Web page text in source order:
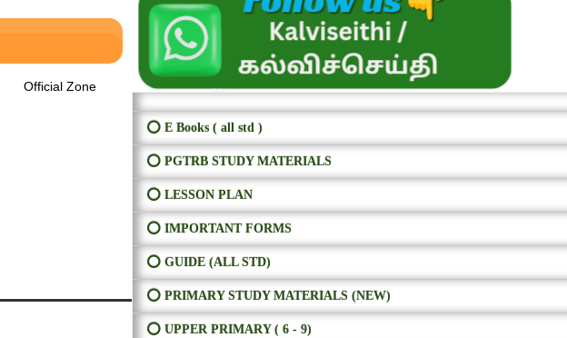
Official Zone
⭕ E Books ( all std )
⭕ PGTRB STUDY MATERIALS
⭕ LESSON PLAN
⭕ IMPORTANT FORMS
⭕ GUIDE (ALL STD)
⭕ PRIMARY STUDY MATERIALS (NEW)
⭕ UPPER PRIMARY ( 6 - 9)